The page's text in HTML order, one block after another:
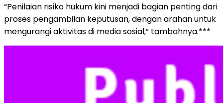
“Penilaian risiko hukum kini menjadi bagian penting dari
proses pengambilan keputusan, dengan arahan untuk
mengurangi aktivitas di media sosial,” tambahnya.***